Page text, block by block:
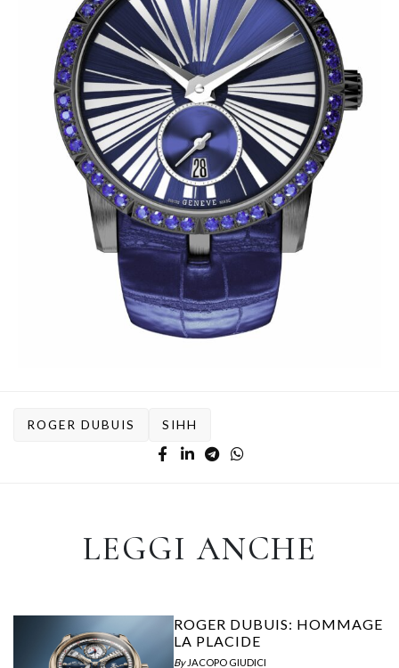
ROGER DUBUIS SIHH
LEGGI ANCHE
ROGER DUBUIS: HOMMAGE
LA PLACIDE
By JACOPO GIUDICI